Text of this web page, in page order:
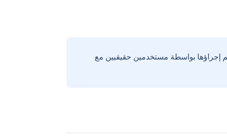
إجراؤها بواسطة مستخدمين حقيقيين مع